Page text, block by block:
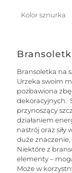
Kolor sznurka
Bransoletka na
Urzeka swoim
pozbawiona
dekoracyjnych.
przynoszący
działaniem
nastrój oraz siły
duże
Niektóre z
elementy –
Może w